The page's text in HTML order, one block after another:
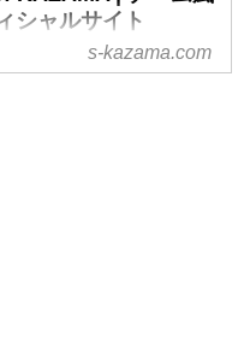
シャルサイト
てモーターサイクルで北
s-kazama.com